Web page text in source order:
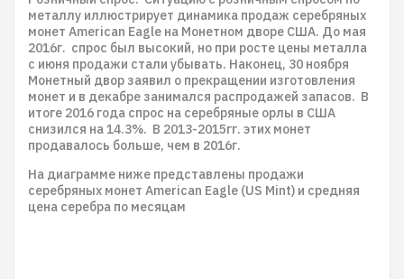
металлу иллюстрирует динамика продаж серебряных
монет American Eagle на Монетном дворе США. До мая
2016г. спрос был высокий, но при росте цены металла
с июня продажи стали убывать. Наконец, 30 ноября
Монетный двор заявил о прекращении изготовления
монет и в декабре занимался распродажей запасов. В
итоге 2016 года спрос на серебряные орлы в США
снизился на 14.3%. В 2013-2015гг. этих монет
продавалось больше, чем в 2016г.
На диаграмме ниже представлены продажи
серебряных монет American Eagle (US Mint) и средняя
цена серебра по месяцам